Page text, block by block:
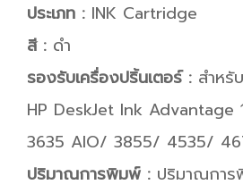
ประเภท : INK Cartridge
สี : ดำ
รองรับเครื่องปริ้นเตอร์ : สำหรั
HP DeskJet Ink Advantage
3635 AIO/ 3855/ 4535/
ปริมาณการพิมพ์ : ปริมาณกา